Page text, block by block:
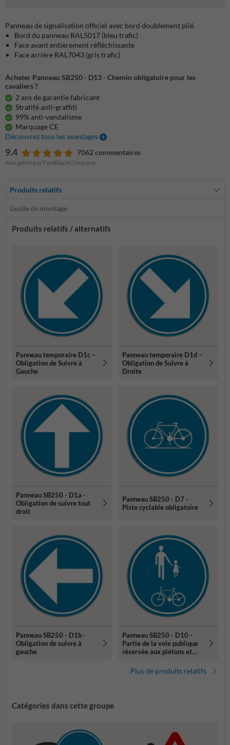
Panneau de signalisation officiel avec bord doublement plié.
Bord du panneau RAL5017 (bleu trafic)
Face avant entièrement réfléchissante
Face arrière RAL7043 (gris trafic)
Acheter Panneau SB250 - D13 - Chemin obligatoire pour les
cavaliers ?
2 ans de garantie fabricant
Stratifé anti-graffiti
99% anti-vandalisme
Marquage CE
Découvrez tous les avantages
9.4 7062 commentaires
Avis gérés par FeedbackCompany
Produits relatifs
Guide de montage
Produits relatifs / alternatifs
Panneau temporaire D1c –
Obligation de Suivre à
Gauche
Panneau temporaire D1d –
Obligation de Suivre à
Droite
Panneau SB250 - D1a -
Obligation de suivre tout
droit
Panneau SB250 - D7 -
Piste cyclable obligatoire
Panneau SB250 - D1b -
Obligation de suivre à
gauche
Panneau SB250 - D10 -
Partie de la voie publique
réservée aux piétons et
Plus de produits relatifs
Catégories dans cette groupe